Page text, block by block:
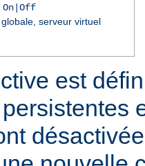
On|Off
serveur virtuel
est